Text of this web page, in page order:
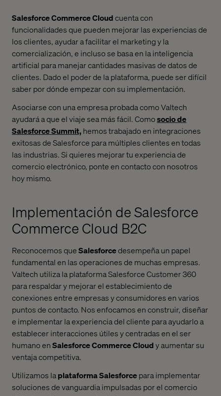
Salesforce Commerce Cloudcuenta con
funcionalidades que pueden mejorar las experiencias de
los clientes, ayudar a facilitar el marketing y la
comercialización, e incluso se basa en la inteligencia
artificial para manejar cantidades masivas de datos de
clientes. Dado el poder de la plataforma, puede ser difícil
saber por dónde empezar con su implementación.
Asociarse con una empresa probada como Valtech
ayudará a que el viaje sea más fácil. Comosocio de
Salesforce Summit,hemos trabajado en integraciones
exitosas de Salesforce para múltiples clientes en todas
las industrias. Si quieres mejorar tu experiencia de
comercio electrónico, ponte en contacto con nosotros
hoy mismo.
Implementación de Salesforce
Commerce Cloud B2C
Reconocemos queSalesforcedesempeña un papel
fundamental en las operaciones de muchas empresas.
Valtech utiliza la plataforma Salesforce Customer 360
para respaldar y mejorar el establecimiento de
conexiones entre empresas y consumidores en varios
puntos de contacto. Nos enfocamos en construir, diseñar
e implementar la experiencia del cliente para ayudarlo a
establecer interacciones útiles y centradas en el ser
humano enSalesforce Commerce Cloudy aumentar su
ventaja competitiva.
Utilizamos laplataforma Salesforcepara implementar
soluciones de vanguardia impulsadas por el comercio